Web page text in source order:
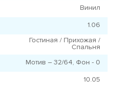
Винил
1.06
Гостиная / Прихожая /
Спальня
Мотив – 32/64, Фон - 0
10.05